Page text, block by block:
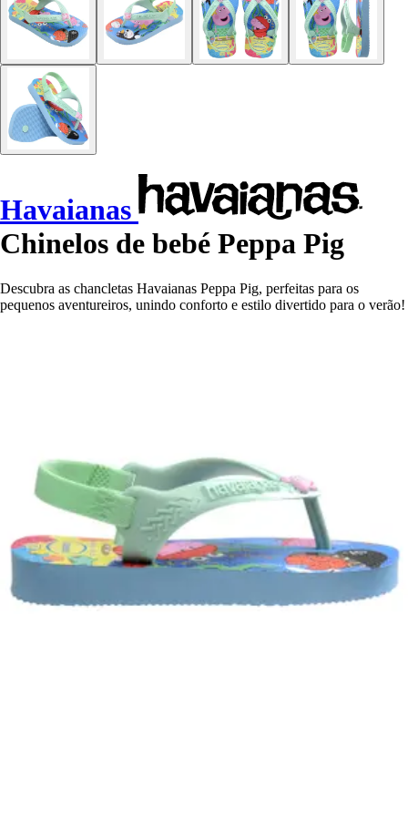
Havaianas
Chinelos de bebé Peppa Pig
Descubra as chancletas Havaianas Peppa Pig, perfeitas para os
pequenos aventureiros, unindo conforto e estilo divertido para o verão!